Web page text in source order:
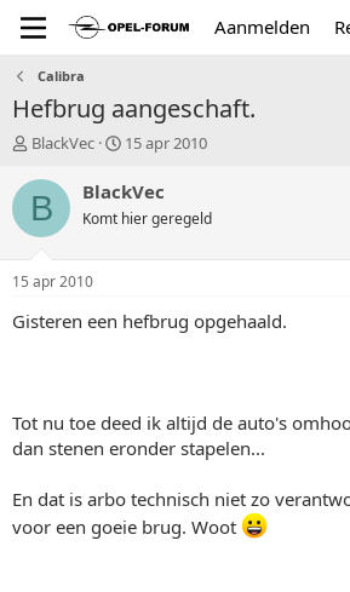
Aanmelden
Calibra
Hefbrug aangeschaft.
T
p
a
r
BlackVec
S
a
t
u
15 apr 2010
B BlackVec
Komt hier geregeld
15 apr 2010
Gisteren een hefbrug opgehaald.
Tot nu toe deed ik altijd de auto's
dan stenen eronder stapelen...
En dat is arbo technisch niet zo
voor een goeie brug. Woot